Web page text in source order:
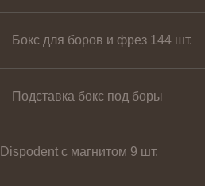
Бокс для боров и фрез 144 шт.
Подставка бокс под боры
Dispodent с магнитом 9 шт.